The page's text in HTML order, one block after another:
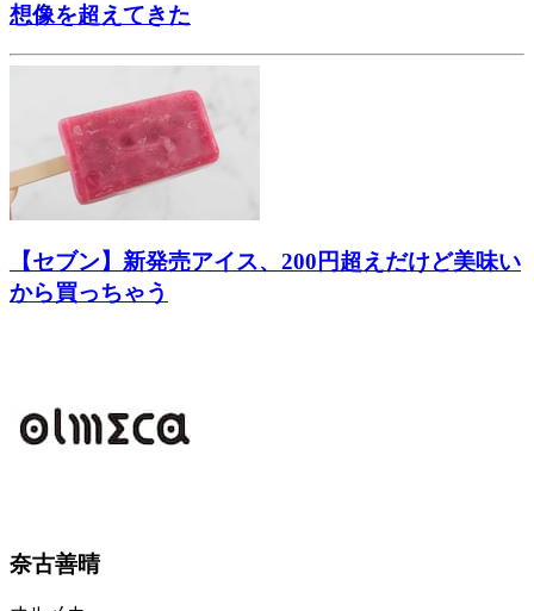
想像を超えてきた
【セブン】新発売アイス、200円超えだけど美味い
から買っちゃう
奈古善晴